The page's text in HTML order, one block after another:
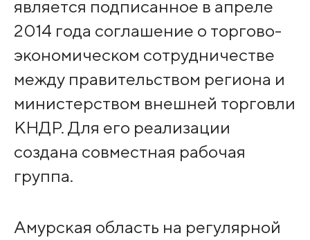
является подписанное в апреле
2014 года соглашение о торгово-
экономическом сотрудничестве
между правительством региона и
министерством внешней торговли
КНДР. Для его реализации
создана совместная рабочая
группа.
Амурская область на регулярной